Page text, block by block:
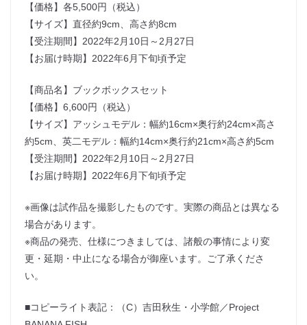
【価格】各5,500円（税込）
【サイズ】直径約9cm、高さ約8cm
【受注期間】2022年2月10日～2月27日
【お届け時期】2022年6月下旬頃予定
【商品名】ブックボックスセット
【価格】6,600円（税込）
【サイズ】アッシュモデル：幅約16cm×奥行約24cm×高さ
約5cm、英二モデル：幅約14cm×奥行約21cm×高さ約5cm
【受注期間】2022年2月10日～2月27日
【お届け時期】2022年6月下旬頃予定
※画像は試作品を撮影したものです。実際の商品とは異なる
場合があります。
※商品の発売、仕様につきましては、諸般の事情により変
更・延期・中止になる場合が御座います。ご了承くださ
い。
■コピーライト表記：（C）吉田秋生・小学館／Project